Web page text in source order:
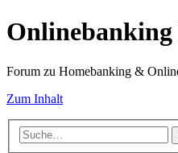
Forum zu Homebanking &
Zum Inhalt